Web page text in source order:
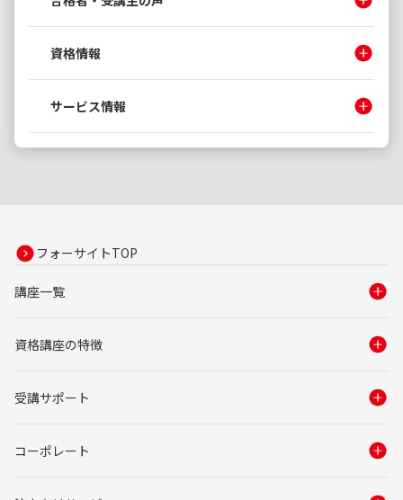
資格情報
サービス情報
フォーサイトTOP
講座一覧
資格講座の特徴
受講サポート
コーポレート